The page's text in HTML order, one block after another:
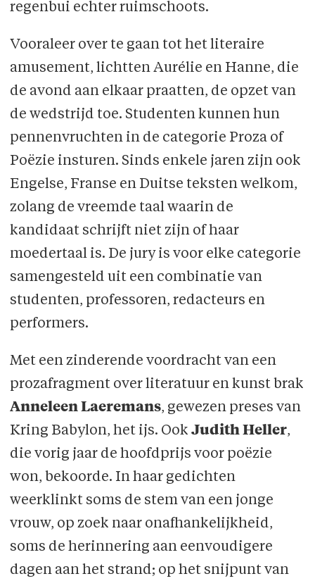
regenbui echter ruimschoots.
Vooraleer over te gaan tot het literaire
amusement, lichtten Aurélie en Hanne, die
de avond aan elkaar praatten, de opzet van
de wedstrijd toe. Studenten kunnen hun
pennenvruchten in de categorie Proza of
Poëzie insturen. Sinds enkele jaren zijn ook
Engelse, Franse en Duitse teksten welkom,
zolang de vreemde taal waarin de
kandidaat schrijft niet zijn of haar
moedertaal is. De jury is voor elke categorie
samengesteld uit een combinatie van
studenten, professoren, redacteurs en
performers.
Met een zinderende voordracht van een
prozafragment over literatuur en kunst brak
Anneleen Laeremans, gewezen preses van
Kring Babylon, het ijs. Ook Judith Heller,
die vorig jaar de hoofdprijs voor poëzie
won, bekoorde. In haar gedichten
weerklinkt soms de stem van een jonge
vrouw, op zoek naar onafhankelijkheid,
soms de herinnering aan eenvoudigere
dagen aan het strand; op het snijpunt van